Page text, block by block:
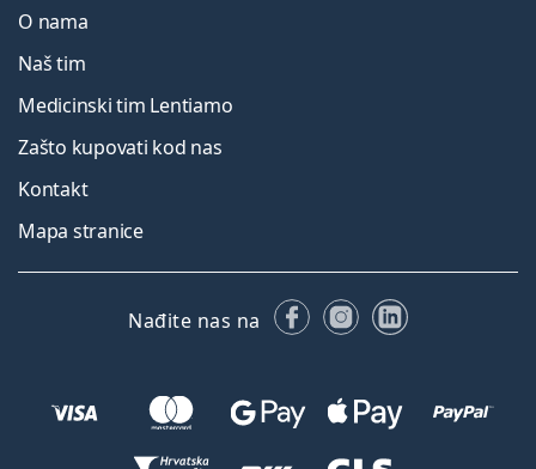
O nama
Naš tim
Medicinski tim Lentiamo
Zašto kupovati kod nas
Kontakt
Mapa stranice
Nađite nas na FacebookuInstagramu
LinkedIn